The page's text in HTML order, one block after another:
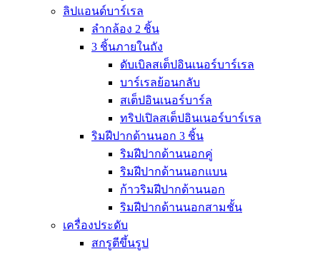
ลิปแอนด์บาร์เรล
ลำกล้อง 2 ชิ้น
3 ชิ้นภายในถัง
ดับเบิลสเต็ปอินเนอร์บาร์เรล
บาร์เรลย้อนกลับ
สเต็ปอินเนอร์บาร์ล
ทริปเปิลสเต็ปอินเนอร์บาร์เรล
ริมฝีปากด้านนอก 3 ชิ้น
ริมฝีปากด้านนอกคู่
ริมฝีปากด้านนอกแบน
ก้าวริมฝีปากด้านนอก
ริมฝีปากด้านนอกสามชั้น
เครื่องประดับ
สกรูตีขึ้นรูป